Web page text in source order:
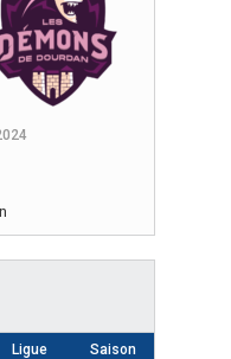
Ligue Saison